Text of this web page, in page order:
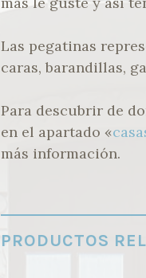
Las pegatinas
caras, barandillas,
Para descubrir de
en el apartado «
más información.
PRODUCTOS